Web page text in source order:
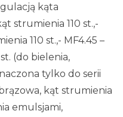
kąta
strumienia 110 st.,-
110 st.,- MF4.45 –
(do bielenia,
tylko do serii
kąt strumienia
emulsjami,